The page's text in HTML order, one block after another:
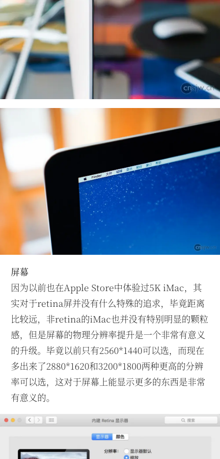
屏幕
因为以前也在Apple Store中体验过5K iMac，其
实对于retina屏并没有什么特殊的追求，毕竟距离
比较远，非retina的iMac也并没有特别明显的颗粒
感，但是屏幕的物理分辨率提升是一个非常有意义
的升级。毕竟以前只有2560*1440可以选，而现在
多出来了2880*1620和3200*1800两种更高的分辨
率可以选，这对于屏幕上能显示更多的东西是非常
有意义的。